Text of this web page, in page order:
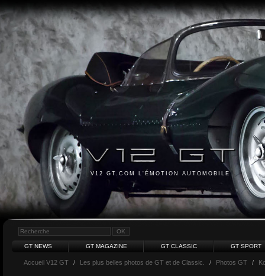
V12 GT.COM L'ÉMOTION AUTOMOBILE
GT NEWS GT MAGAZINE GT CLASSIC GT SPORT
Accueil V12 GT / Les plus belles photos de GT et de Classic. / Photos GT /